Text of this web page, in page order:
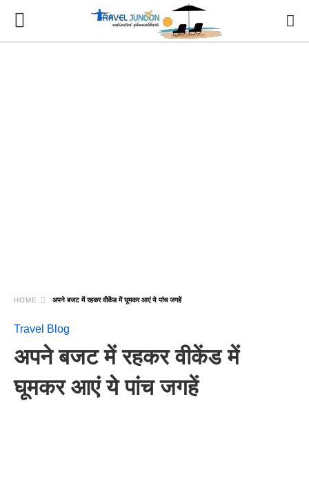
HOME अपने बजट में रहकर वीकेंड में घूमकर आएं ये पांच जगहें
Travel Blog
अपने बजट में रहकर वीकेंड में
घूमकर आएं ये पांच जगहें